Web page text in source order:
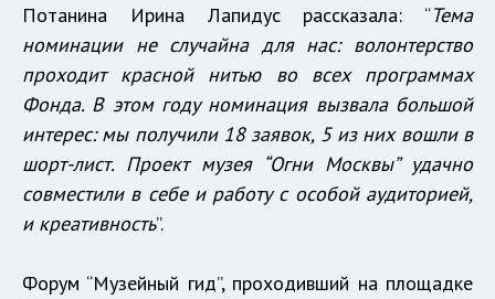
Потанина Ирина Лапидус рассказала: “Тема
номинации не случайна для нас: волонтерство
проходит красной нитью во всех программах
Фонда. В этом году номинация вызвала большой
интерес: мы получили 18 заявок, 5 из них вошли в
шорт-лист. Проект музея “Огни Москвы” удачно
совместили в себе и работу с особой аудиторией,
и креативность”.
Форум “Музейный гид”, проходивший на площадке